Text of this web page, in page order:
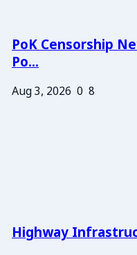
PoK Censorship
Po...
Aug 3, 2026 0 8
Highway